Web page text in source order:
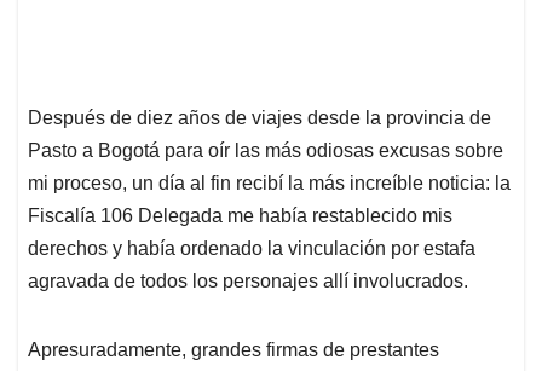
Después de diez años de viajes desde la provincia de
Pasto a Bogotá para oír las más odiosas excusas sobre
mi proceso, un día al fin recibí la más increíble noticia: la
Fiscalía 106 Delegada me había restablecido mis
derechos y había ordenado la vinculación por estafa
agravada de todos los personajes allí involucrados.
Apresuradamente, grandes firmas de prestantes